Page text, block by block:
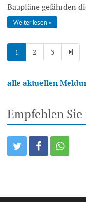
Baupläne gefährden
Weiter lesen
1 2 3
alle aktuellen
Empfehlen Sie